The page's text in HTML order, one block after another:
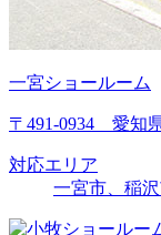
一宮ショールーム
〒491-0934 愛知
対応エリア
一宮市、稲